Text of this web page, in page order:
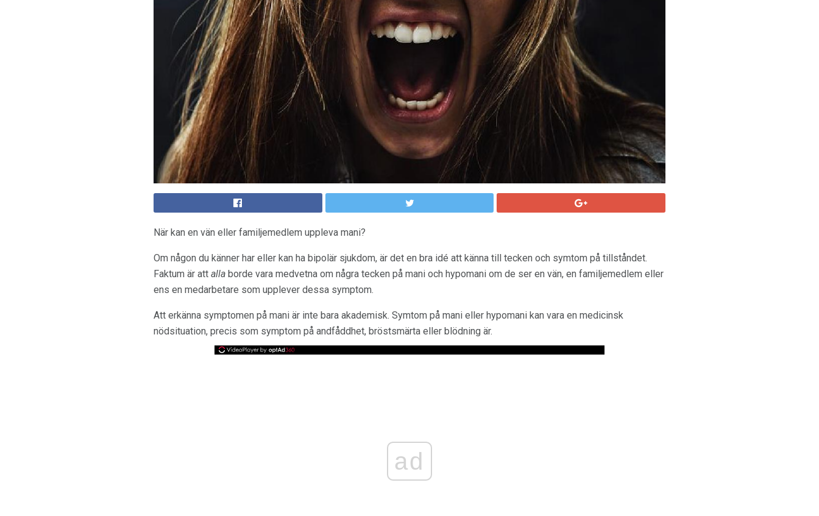
När kan en vän eller familjemedlem uppleva mani?
Om någon du känner har eller kan ha bipolär sjukdom, är det en bra idé att känna till tecken och symtom på tillståndet.
Faktum är att alla borde vara medvetna om några tecken på mani och hypomani om de ser en vän, en familjemedlem eller
ens en medarbetare som upplever dessa symptom.
Att erkänna symptomen på mani är inte bara akademisk. Symtom på mani eller hypomani kan vara en medicinsk
nödsituation, precis som symptom på andfåddhet, bröstsmärta eller blödning är.
ad